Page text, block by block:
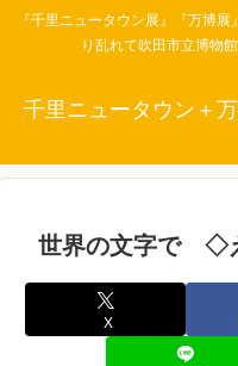
『千里ニュータウン展』『万博
り乱れて吹田市立博物
千里ニュータウン＋
世界の文字で ◇
X